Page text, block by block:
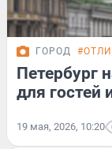
ГОРОД
Петербург
для гостей
19 мая, 2026, 10:20